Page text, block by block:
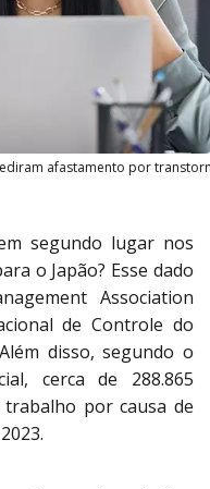
afastamento por
segundo lugar nos
o Japão? Esse dado
Association
de Controle do
disso, segundo o
cerca de 288.865
por causa de